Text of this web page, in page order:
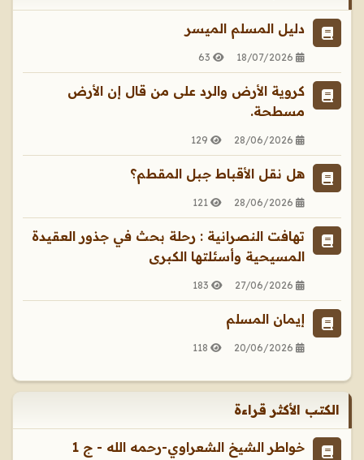
دليل المسلم الميسر
18/07/2026
63
كروية الأرض والرد على من قال إن الأرض
مسطحة.
28/06/2026
129
هل نقل الأقباط جبل المقطم؟
28/06/2026
121
تهافت النصرانية : رحلة بحث في جذور العقيدة
المسيحية وأسئلتها الكبرى
27/06/2026
183
إيمان المسلم
20/06/2026
118
الكتب الأكثر قراءة
خواطر الشيخ الشعراوي-رحمه الله - ج 1